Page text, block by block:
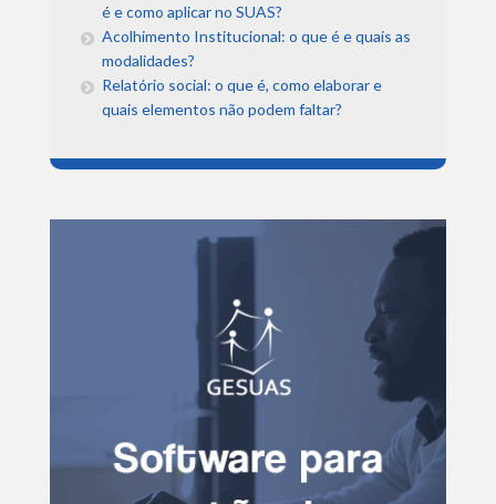
é e como aplicar no SUAS?
Acolhimento Institucional: o que é e quais as
modalidades?
Relatório social: o que é, como elaborar e
quais elementos não podem faltar?